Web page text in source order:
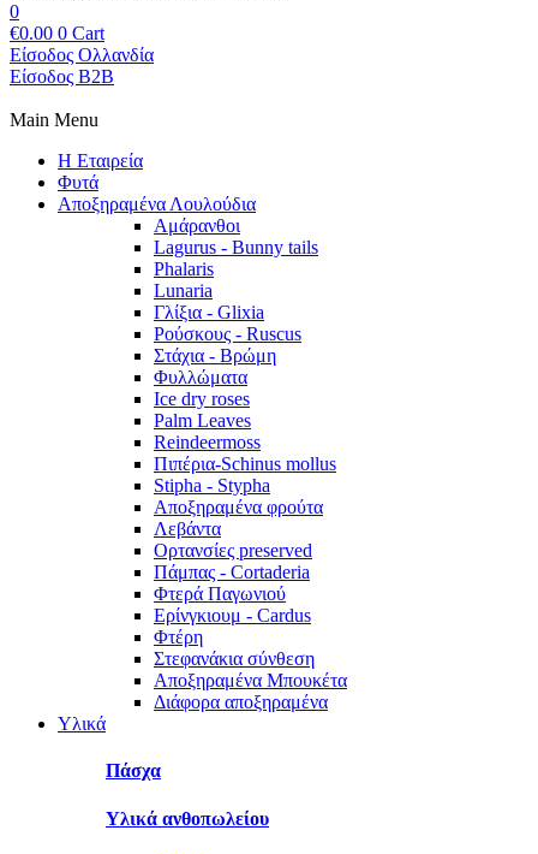
0
€0.00 0 Cart
Είσοδος Ολλανδία
Είσοδος B2B
Main Menu
Η Εταιρεία
Φυτά
Αποξηραμένα Λουλούδια
Αμάρανθοι
Lagurus - Bunny tails
Phalaris
Lunaria
Γλίξια - Glixia
Ρούσκους - Ruscus
Στάχια - Βρώμη
Φυλλώματα
Ice dry roses
Palm Leaves
Reindeermoss
Πιπέρια-Schinus mollus
Stipha - Stypha
Αποξηραμένα φρούτα
Λεβάντα
Ορτανσίες preserved
Πάμπας - Cortaderia
Φτερά Παγωνιού
Ερίνγκιουμ - Cardus
Φτέρη
Στεφανάκια σύνθεση
Αποξηραμένα Μπουκέτα
Διάφορα αποξηραμένα
Υλικά
Πάσχα
Υλικά ανθοπωλείου